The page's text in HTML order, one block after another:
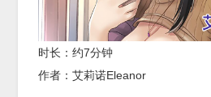
时长：约7分钟
作者：艾莉诺Eleanor